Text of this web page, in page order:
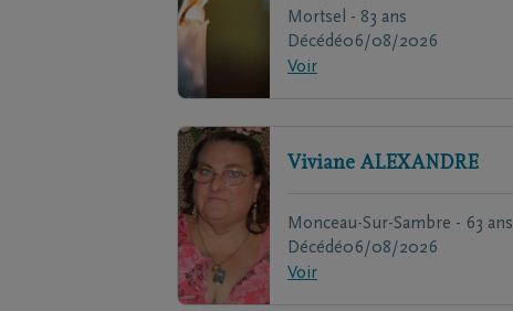
Mortsel - 83 ans
Décédé06/08/2026
Voir
Viviane ALEXANDRE
Monceau-Sur-Sambre - 63 ans
Décédé06/08/2026
Voir